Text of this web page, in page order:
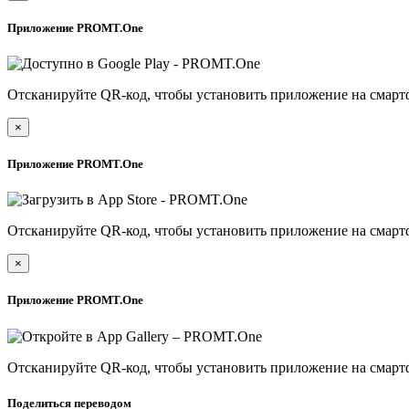
Приложение PROMT.One
Отсканируйте QR-код, чтобы установить приложение на
×
Приложение PROMT.One
Отсканируйте QR-код, чтобы установить приложение на
×
Приложение PROMT.One
Отсканируйте QR-код, чтобы установить приложение на
Поделиться переводом